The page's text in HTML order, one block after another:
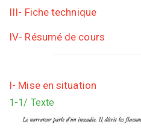
III- Fiche technique
IV- Résumé de cours
I- Mise en situation
1-1/ Texte